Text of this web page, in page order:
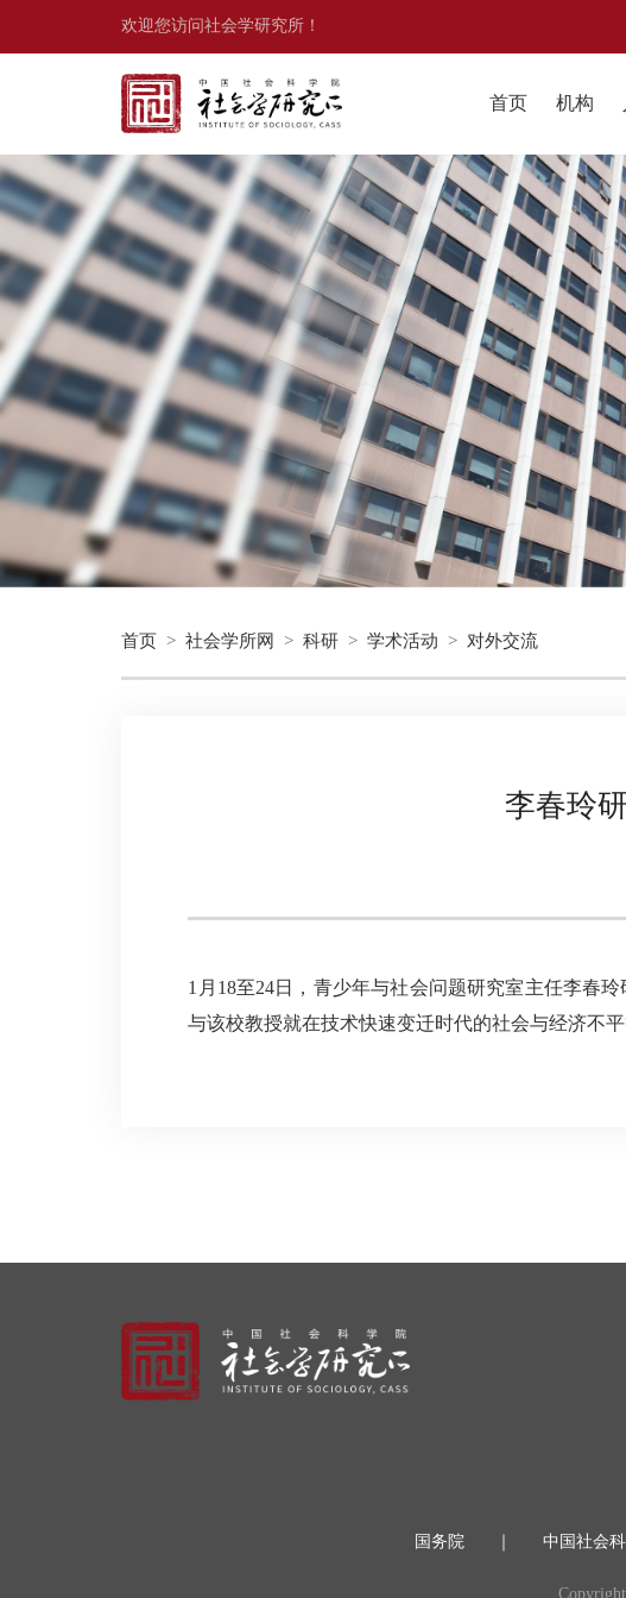
欢迎您访问社会学研究所！
首页 机构
首页 > 社会学所网 > 科研 > 学术活动 > 对外交流
李春玲
1月18至24日，青少年与社会问题研究室主任李春
与该校教授就在技术快速变迁时代的社会与经济不
国务院 中国社会